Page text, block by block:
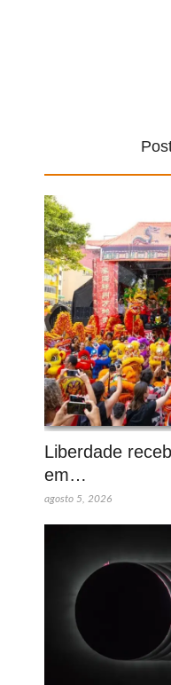
Liberdade
em…
agosto 5, 2026